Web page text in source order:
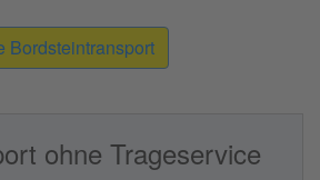
Bordsteintransport
ohne Trageservice